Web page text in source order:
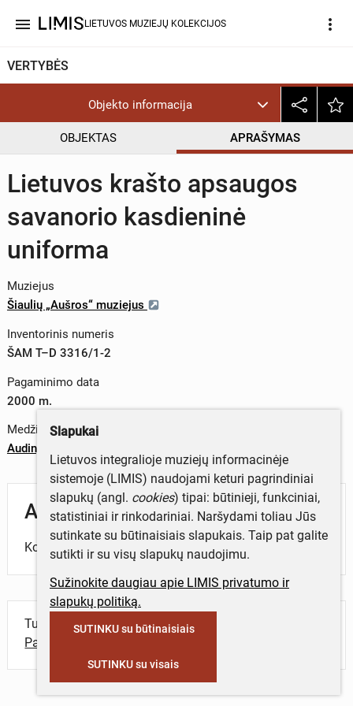
menu LIETUVOS MUZIEJŲ KOLEKCIJOS more_vert
VERTYBĖS
Objekto informacija
OBJEKTAS APRAŠYMAS
Lietuvos krašto apsaugos
savanorio kasdieninė
uniforma
Muziejus
Šiaulių „Aušros“ muziejus
Inventorinis numeris
ŠAM T–D 3316/1-2
Pagaminimo data
2000 m.
Medžiagos
Audinys
Aprašymas
Komplektą sudaro švarkas ir kelnės.
Turite daugiau informacijos apie objektą?
Parašykite mums!
Slapukai
Lietuvos integralioje muziejų informacinėje
sistemoje (LIMIS) naudojami keturi pagrindiniai
slapukų (angl. cookies) tipai: būtinieji, funkciniai,
statistiniai ir rinkodariniai. Naršydami toliau Jūs
sutinkate su būtinaisiais slapukais. Taip pat galite
sutikti ir su visų slapukų naudojimu.
Sužinokite daugiau apie LIMIS privatumo ir
slapukų politiką.
SUTINKU su būtinaisiais
SUTINKU su visais